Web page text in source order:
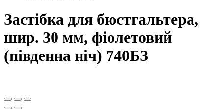
Застібка для бюстгальтера,
шир. 30 мм, фіолетовий
(південна ніч) 740БЗ